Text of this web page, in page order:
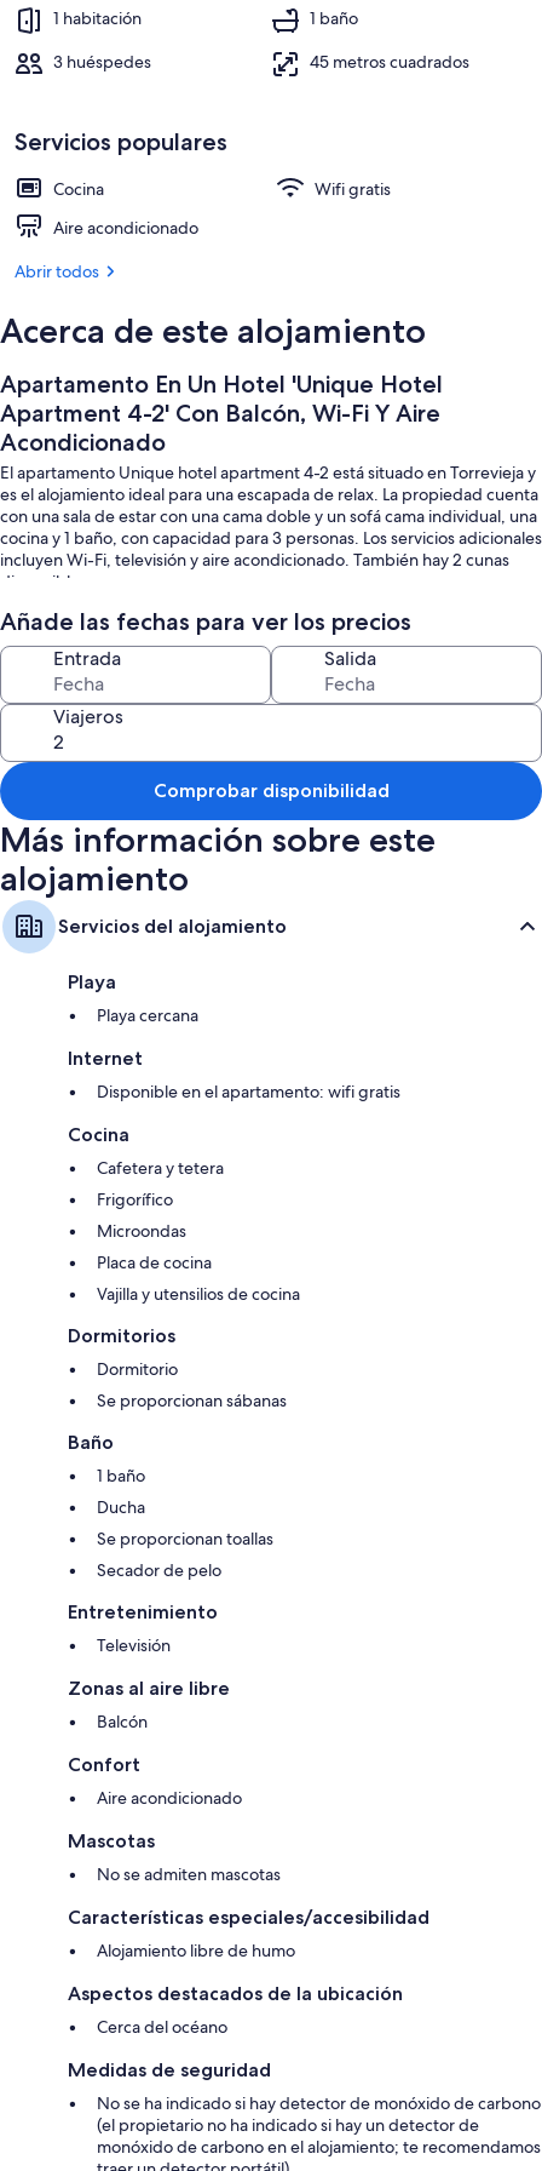
Fi
Y
Acondicionado
Restauración
1 habitación
1 baño
3 huéspedes
45 metros cuadrados
Servicios populares
Cocina
Wifi gratis
Aire acondicionado
Abrir todos
Acerca de este alojamiento
Apartamento En Un Hotel 'Unique Hotel
Apartment 4-2' Con Balcón, Wi-Fi Y Aire
Acondicionado
El apartamento Unique hotel apartment 4-2 está situado en Torrevieja y
es el alojamiento ideal para una escapada de relax. La propiedad cuenta
con una sala de estar con una cama doble y un sofá cama individual, una
cocina y 1 baño, con capacidad para 3 personas. Los servicios adicionales
incluyen Wi-Fi, televisión y aire acondicionado. También hay 2 cunas
disponibles.
Este apartamento dispone de un balcón privado para relajarse por la
noche.
No se permiten mascotas, fumar ni celebrar eventos.
Añade las fechas para ver los precios
Entrada Salida
Viajeros
Comprobar disponibilidad
Más información sobre este
alojamiento
Servicios del alojamiento
Playa
Playa cercana
Internet
Disponible en el apartamento: wifi gratis
Cocina
Cafetera y tetera
Frigorífico
Microondas
Placa de cocina
Vajilla y utensilios de cocina
Dormitorios
Dormitorio
Se proporcionan sábanas
Baño
1 baño
Ducha
Se proporcionan toallas
Secador de pelo
Entretenimiento
Televisión
Zonas al aire libre
Balcón
Confort
Aire acondicionado
Mascotas
No se admiten mascotas
Características especiales/accesibilidad
Alojamiento libre de humo
Aspectos destacados de la ubicación
Cerca del océano
Medidas de seguridad
No se ha indicado si hay detector de monóxido de carbono
(el propietario no ha indicado si hay un detector de
monóxido de carbono en el alojamiento; te recomendamos